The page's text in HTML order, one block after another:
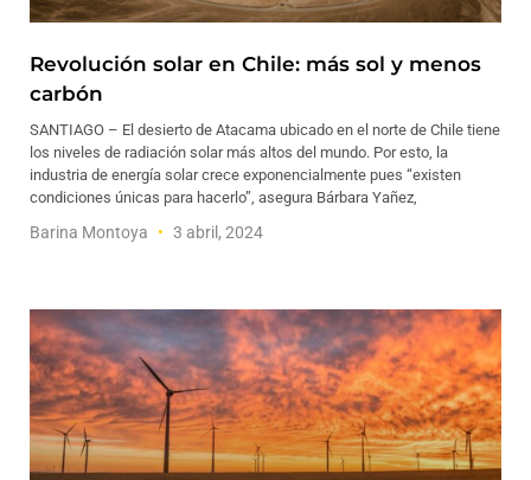
Revolución solar en Chile: más sol y menos
carbón
SANTIAGO – El desierto de Atacama ubicado en el norte de Chile tiene
los niveles de radiación solar más altos del mundo. Por esto, la
industria de energía solar crece exponencialmente pues “existen
condiciones únicas para hacerlo”, asegura Bárbara Yañez,
Barina Montoya 3 abril, 2024